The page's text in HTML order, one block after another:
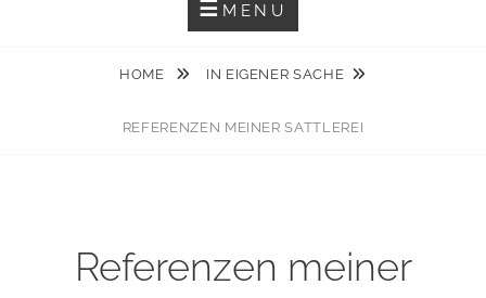
MENU
HOME IN EIGENER SACHE
REFERENZEN MEINER SATTLEREI
Referenzen meiner